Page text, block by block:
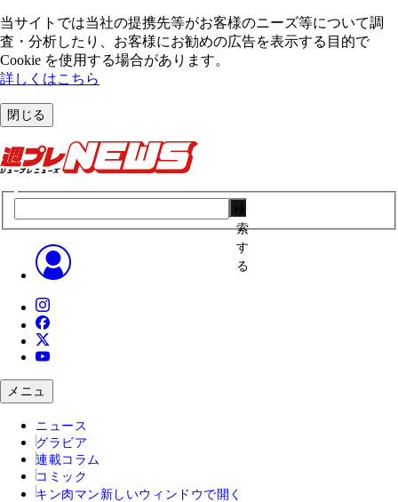
当サイトでは当社の提携先等がお客様のニーズ等について調
査・分析したり、お客様にお勧めの広告を表⽰する⽬的で
Cookie を使⽤する場合があります。
詳しくはこちら
閉じる
索
す
る
メニュ
ニュース
グラビア
連載コラム
コミック
キン肉マン 新しいウィンドウで開く